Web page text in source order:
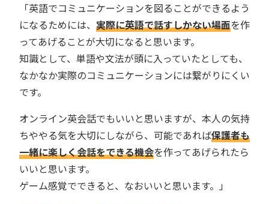
「英語でコミュニケーションを図ることができるよう
になるためには、 実際に英語で話すしかない場面を作
ってあげることが大切になると思います。
知識として、単語や文法が頭に入っていたとしても、
なかなか実際のコミュニケーションには繋がりにくい
です。
オンライン英会話でもいいと思いますが、本人の気持
ちややる気を大切にしながら、可能であれば保護者も
一緒に楽しく会話をできる機会を作ってあげられたら
いいと思います。
ゲーム感覚でできると、なおいいと思います。」